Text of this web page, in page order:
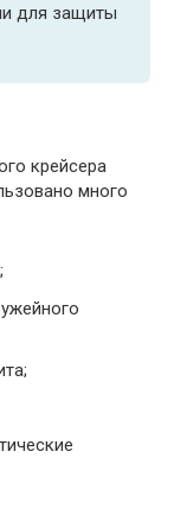
для защиты
крейсера
много